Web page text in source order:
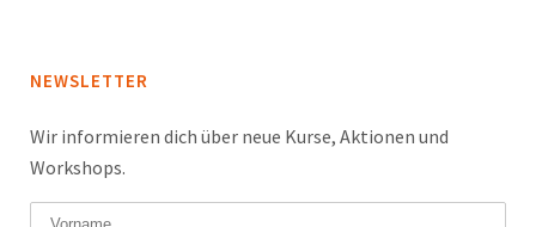
NEWSLETTER
Wir informieren dich über neue Kurse, Aktionen und
Workshops.